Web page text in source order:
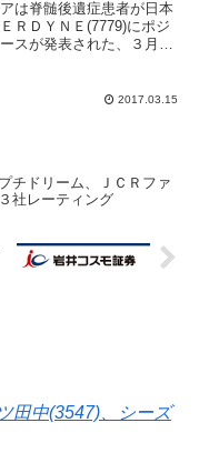
は脊髄後遺症患者が日本
ＲＤＹＮＥ(7779)にポジ
スが発表された、３月１
表。ＨＡＬをサウジアラ...
2017.03.15
チドリーム、ＪＣＲファ
社レーティング
田中(3547)、シーズ